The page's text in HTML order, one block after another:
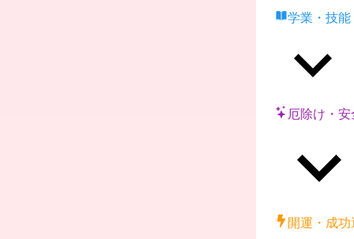
学業・技能
厄除け・安
開運・成功